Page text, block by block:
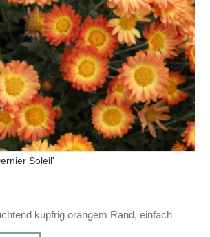
Soleil'
kupfrig orangem Rand, einfach